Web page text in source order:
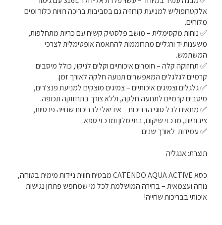
אלקטרופוליש למניעת קורוזיה גם בסביבות בריכה רוויות כלור ומים
מלוחים.
✅ נוחות מקסימלית – מושב פלסטיק קשיח עם כריות מתחלפות,
משענות יד ורגליים מתרוממות להתאמה אופטימלית לצרכי
המשתמש.
✅ תחזוקה קלה – חומרים איכותיים וקלים לניקוי, כולל מיסבים
קרמיים לגלגלים המאפשרים תנועה חלקה לאורך זמן.
✅ גלגלים וצמיגים איכותיים – צמיגים מוצקים למניעת פנצ'רים,
מיסבים קרמיים לתנועה חלקה, וללא צורך בתחזוקה תכופה.
✅ מתאים לכל סוגי הבריכות – אידיאלי לבריכות שחייה פרטיות,
ציבוריות, מרכזי שיקום, בתי מלון ומרכזי ספא.
✅ עמידות לאורך שנים.
תוצרת: אנגליה
כסא CATENDO AQUA ACTIVE מבטיח חווית ניידות מימית בטוחה,
נוחה ועצמאית – בחירה המושלמת לכל מי שמחפש פתרון נגישות
איכותי בבריכות שחייה!